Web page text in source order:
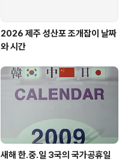
2026 제주 성산포 조개잡이 날짜
와 시간
새해 한.중.일 3국의 국가공휴일